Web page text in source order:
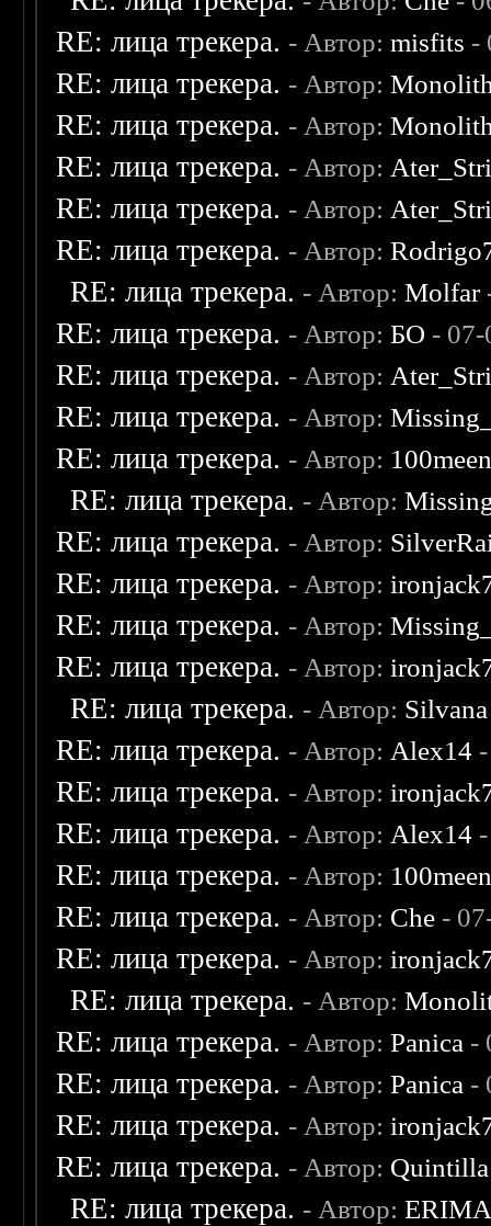
RE: лица трекера. - Автор:misfits -
RE: лица трекера. - Автор:
RE: лица трекера. - Автор:
RE: лица трекера. - Автор:
RE: лица трекера. - Автор:
RE: лица трекера. - Автор:
RE: лица трекера. - Автор:Molfar
RE: лица трекера. - Автор: БО -
RE: лица трекера. - Автор:
RE: лица трекера. - Автор:
RE: лица трекера. - Автор:
RE: лица трекера. - Автор:
RE: лица трекера. - Автор:
RE: лица трекера. - Автор:
RE: лица трекера. - Автор:
RE: лица трекера. - Автор:
RE: лица трекера. - Автор: Silvana
RE: лица трекера. - Автор: Alex14
RE: лица трекера. - Автор:
RE: лица трекера. - Автор: Alex14
RE: лица трекера. - Автор:
RE: лица трекера. - Автор: Che -
RE: лица трекера. - Автор:
RE: лица трекера. - Автор:
RE: лица трекера. - Автор:Panica -
RE: лица трекера. - Автор:Panica -
RE: лица трекера. - Автор:
RE: лица трекера. - Автор: Quintilla
RE: лица трекера. - Автор: